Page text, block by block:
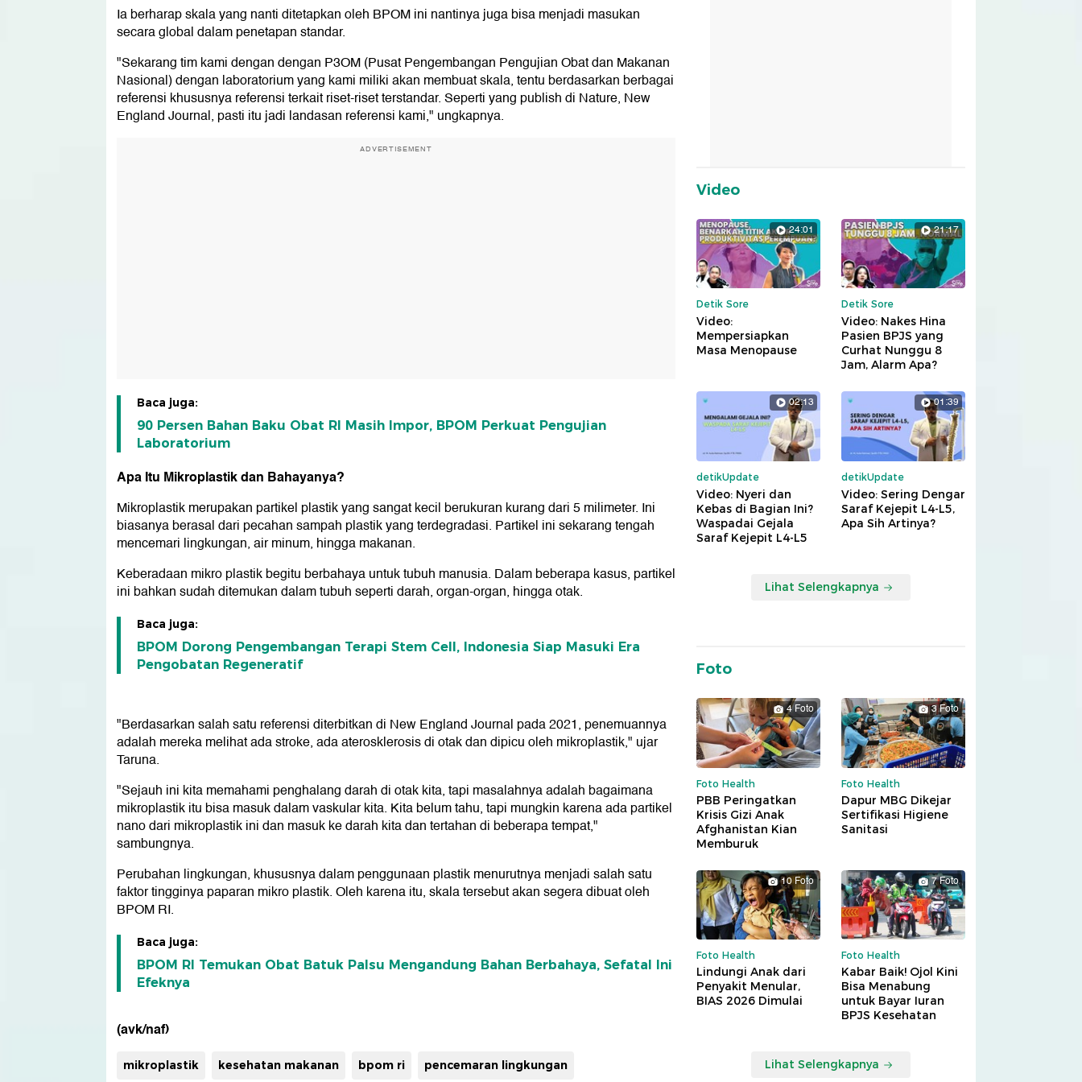
Ia berharap skala yang nanti ditetapkan oleh BPOM ini nantinya juga bisa menjadi masukan
secara global dalam penetapan standar.
"Sekarang tim kami dengan dengan P3OM (Pusat Pengembangan Pengujian Obat dan Makanan
Nasional) dengan laboratorium yang kami miliki akan membuat skala, tentu berdasarkan berbagai
referensi khususnya referensi terkait riset-riset terstandar. Seperti yang publish di Nature, New
England Journal, pasti itu jadi landasan referensi kami," ungkapnya.
ADVERTISEMENT
Baca juga:
90 Persen Bahan Baku Obat RI Masih Impor, BPOM Perkuat Pengujian
Laboratorium
Apa Itu Mikroplastik dan Bahayanya?
Mikroplastik merupakan partikel plastik yang sangat kecil berukuran kurang dari 5 milimeter. Ini
biasanya berasal dari pecahan sampah plastik yang terdegradasi. Partikel ini sekarang tengah
mencemari lingkungan, air minum, hingga makanan.
Keberadaan mikro plastik begitu berbahaya untuk tubuh manusia. Dalam beberapa kasus, partikel
ini bahkan sudah ditemukan dalam tubuh seperti darah, organ-organ, hingga otak.
Baca juga:
BPOM Dorong Pengembangan Terapi Stem Cell, Indonesia Siap Masuki Era
Pengobatan Regeneratif
"Berdasarkan salah satu referensi diterbitkan di New England Journal pada 2021, penemuannya
adalah mereka melihat ada stroke, ada aterosklerosis di otak dan dipicu oleh mikroplastik," ujar
Taruna.
"Sejauh ini kita memahami penghalang darah di otak kita, tapi masalahnya adalah bagaimana
mikroplastik itu bisa masuk dalam vaskular kita. Kita belum tahu, tapi mungkin karena ada partikel
nano dari mikroplastik ini dan masuk ke darah kita dan tertahan di beberapa tempat,"
sambungnya.
Perubahan lingkungan, khususnya dalam penggunaan plastik menurutnya menjadi salah satu
faktor tingginya paparan mikro plastik. Oleh karena itu, skala tersebut akan segera dibuat oleh
BPOM RI.
Baca juga:
BPOM RI Temukan Obat Batuk Palsu Mengandung Bahan Berbahaya, Sefatal Ini
Efeknya
(avk/naf)
mikroplastik kesehatan makanan bpom ri pencemaran lingkungan
Video
24:01
Detik Sore
Video:
Mempersiapkan
Masa Menopause
21:17
Detik Sore
Video: Nakes Hina
Pasien BPJS yang
Curhat Nunggu 8
Jam, Alarm Apa?
02:13
detikUpdate
Video: Nyeri dan
Kebas di Bagian Ini?
Waspadai Gejala
Saraf Kejepit L4-L5
01:39
detikUpdate
Video: Sering Dengar
Saraf Kejepit L4-L5,
Apa Sih Artinya?
Lihat Selengkapnya
Foto
4 Foto
Foto Health
PBB Peringatkan
Krisis Gizi Anak
Afghanistan Kian
Memburuk
3 Foto
Foto Health
Dapur MBG Dikejar
Sertifikasi Higiene
Sanitasi
10 Foto
Foto Health
Lindungi Anak dari
Penyakit Menular,
BIAS 2026 Dimulai
7 Foto
Foto Health
Kabar Baik! Ojol Kini
Bisa Menabung
untuk Bayar Iuran
BPJS Kesehatan
Lihat Selengkapnya